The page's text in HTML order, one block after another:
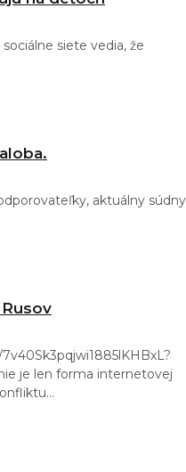
siete vedia, že
aktuálny súdny